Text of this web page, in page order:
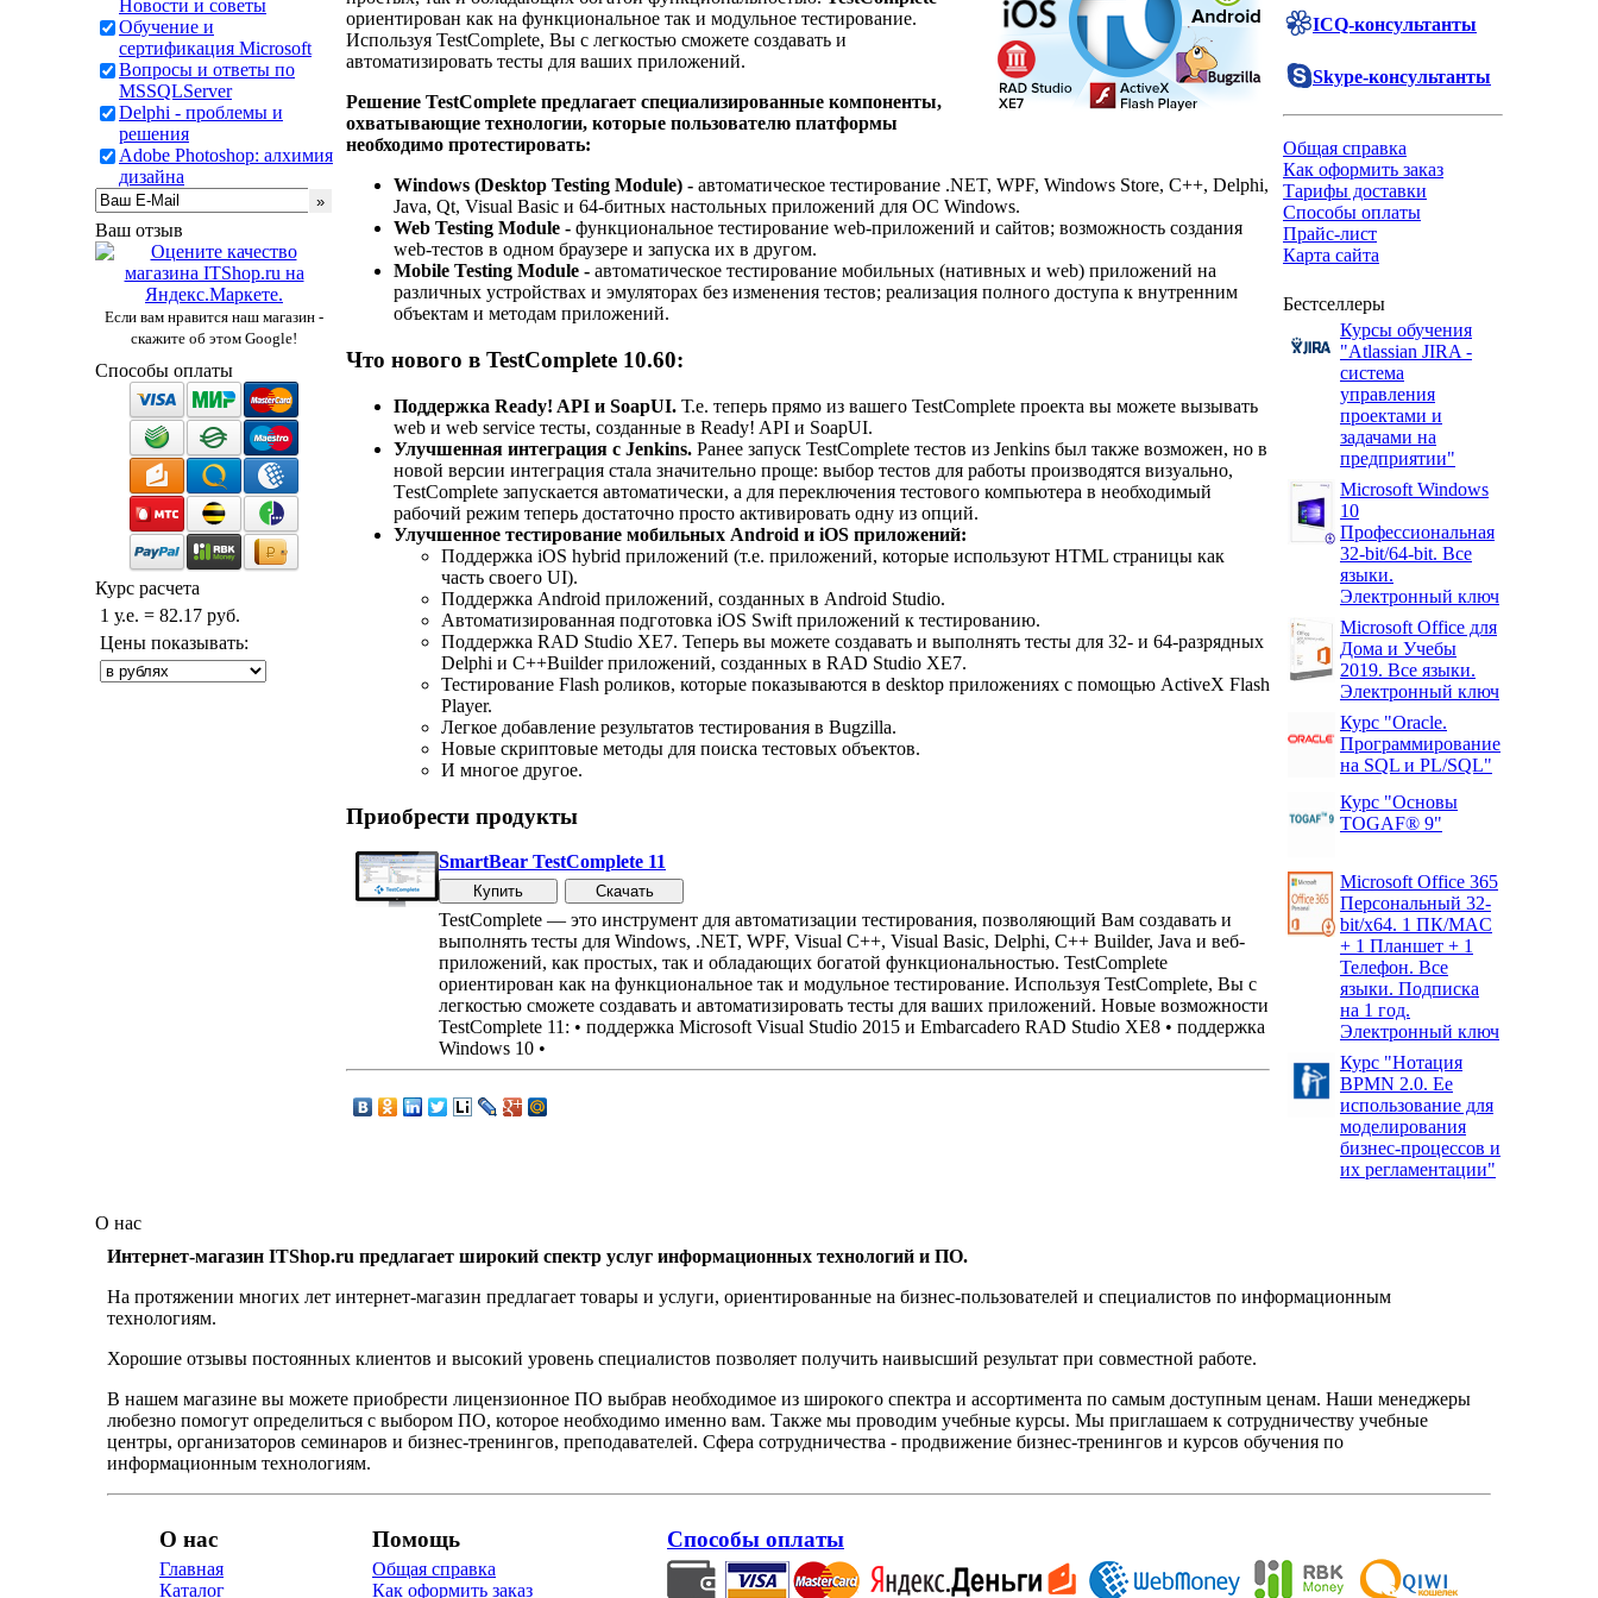
Новости и советы
Обучение и
сертификация Microsoft
Вопросы и ответы по
MSSQLServer
Delphi - проблемы и
решения
Adobe Photoshop: алхимия
дизайна
Ваш отзыв
Если вам нравится наш магазин -
скажите об этом Google!
Способы оплаты
Курс расчета
1 у.е. = 82.17 руб.
Цены показывать:
ориентирован как на функциональное так и модульное тестирование.
Используя TestComplete, Вы с легкостью сможете создавать и
автоматизировать тесты для ваших приложений.
Решение TestComplete предлагает специализированные компоненты,
охватывающие технологии, которые пользователю платформы
необходимо протестировать:
Windows (Desktop Testing Module) - автоматическое тестирование .NET, WPF, Windows Store, C++, Delphi,
Java, Qt, Visual Basic и 64-битных настольных приложений для ОС Windows.
Web Testing Module - функциональное тестирование web-приложений и сайтов; возможность создания
web-тестов в одном браузере и запуска их в другом.
Mobile Testing Module - автоматическое тестирование мобильных (нативных и web) приложений на
различных устройствах и эмуляторах без изменения тестов; реализация полного доступа к внутренним
объектам и методам приложений.
Что нового в TestComplete 10.60:
Поддержка Ready! API и SoapUI. Т.е. теперь прямо из вашего TestComplete проекта вы можете вызывать
web и web service тесты, созданные в Ready! API и SoapUI.
Улучшенная интеграция с Jenkins. Ранее запуск TestComplete тестов из Jenkins был также возможен, но в
новой версии интеграция стала значительно проще: выбор тестов для работы производятся визуально,
ТestComplete запускается автоматически, а для переключения тестового компьютера в необходимый
рабочий режим теперь достаточно просто активировать одну из опций.
Улучшенное тестирование мобильных Android и iOS приложений:
Поддержка iOS hybrid приложений (т.е. приложений, которые используют HTML страницы как
часть своего UI).
Поддержка Android приложений, созданных в Android Studio.
Автоматизированная подготовка iOS Swift приложений к тестированию.
Поддержка RAD Studio XE7. Теперь вы можете создавать и выполнять тесты для 32- и 64-разрядных
Delphi и C++Builder приложений, созданных в RAD Studio XE7.
Тестирование Flash роликов, которые показываются в desktop приложениях с помощью ActiveX Flash
Player.
Легкое добавление результатов тестирования в Bugzilla.
Новые скриптовые методы для поиска тестовых объектов.
И многое другое.
Приобрести продукты
SmartBear TestComplete 11
TestComplete — это инструмент для автоматизации тестирования, позволяющий Вам создавать и
выполнять тесты для Windows, .NET, WPF, Visual C++, Visual Basic, Delphi, C++ Builder, Java и веб-
приложений, как простых, так и обладающих богатой функциональностью. TestComplete
ориентирован как на функциональное так и модульное тестирование. Используя TestComplete, Вы с
легкостью сможете создавать и автоматизировать тесты для ваших приложений. Новые возможности
TestComplete 11: • поддержка Microsoft Visual Studio 2015 и Embarcadero RAD Studio XE8 • поддержка
Windows 10 •
ICQ-консультанты
Skype-консультанты
Общая справка
Как оформить заказ
Тарифы доставки
Способы оплаты
Прайс-лист
Карта сайта
Бестселлеры
Курсы обучения
"Atlassian JIRA -
система
управления
проектами и
задачами на
предприятии"
Microsoft Windows
10
Профессиональная
32-bit/64-bit. Все
языки.
Электронный ключ
Microsoft Office для
Дома и Учебы
2019. Все языки.
Электронный ключ
Курс "Oracle.
Программирование
на SQL и PL/SQL"
Курс "Основы
TOGAF® 9"
Microsoft Office 365
Персональный 32-
bit/x64. 1 ПК/MAC
+ 1 Планшет + 1
Телефон. Все
языки. Подписка
на 1 год.
Электронный ключ
Курс "Нотация
BPMN 2.0. Ее
использование для
моделирования
бизнес-процессов и
их регламентации"
О нас
Интернет-магазин ITShop.ru предлагает широкий спектр услуг информационных технологий и ПО.
На протяжении многих лет интернет-магазин предлагает товары и услуги, ориентированные на бизнес-пользователей и специалистов по информационным
технологиям.
Хорошие отзывы постоянных клиентов и высокий уровень специалистов позволяет получить наивысший результат при совместной работе.
В нашем магазине вы можете приобрести лицензионное ПО выбрав необходимое из широкого спектра и ассортимента по самым доступным ценам. Наши менеджеры
любезно помогут определиться с выбором ПО, которое необходимо именно вам. Также мы проводим учебные курсы. Мы приглашаем к сотрудничеству учебные
центры, организаторов семинаров и бизнес-тренингов, преподавателей. Сфера сотрудничества - продвижение бизнес-тренингов и курсов обучения по
информационным технологиям.
О нас
Главная
Каталог
Помощь
Общая справка
Как оформить заказ
Способы оплаты